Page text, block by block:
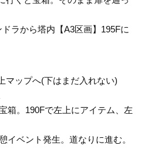
ラから塔内【A3区画】195Fに
マップへ(下はまだ入れない)
箱。190Fで左上にアイテム、左
イベント発生。道なりに進む。